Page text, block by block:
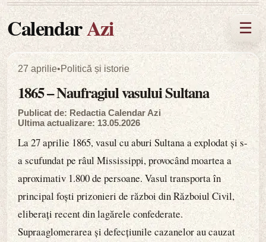
CalendarAzi ☰
27 aprilie•Politică și istorie
1865 – Naufragiul vasului Sultana
Publicat de: Redactia Calendar Azi
Ultima actualizare: 13.05.2026
La 27 aprilie 1865, vasul cu aburi Sultana a explodat și s-
a scufundat pe râul Mississippi, provocând moartea a
aproximativ 1.800 de persoane. Vasul transporta în
principal foști prizonieri de război din Războiul Civil,
eliberați recent din lagărele confederate.
Supraaglomerarea și defecțiunile cazanelor au cauzat